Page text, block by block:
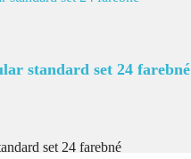
standard set 24 farebné
set 24 farebné